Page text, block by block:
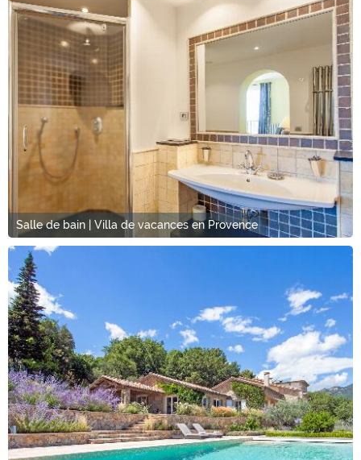
Salle de bain | Villa de vacances en Provence